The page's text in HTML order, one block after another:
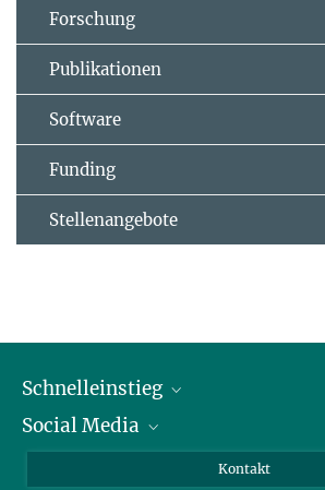
Forschung
Publikationen
Software
Funding
Stellenangebote
Schnelleinstieg
Alumni
Social Media
Kontakt